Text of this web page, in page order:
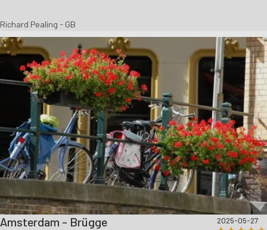
Richard Pealing - GB
Amsterdam - Brügge 2025-05-27